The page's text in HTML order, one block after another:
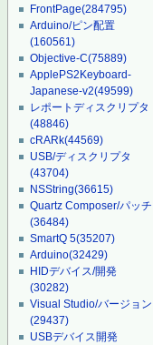
FrontPage(284795)
Arduino/ピン配置
(160561)
Objective-C(75889)
ApplePS2Keyboard-
Japanese-v2(49599)
レポートディスクリプタ
(48846)
cRARk(44569)
USB/ディスクリプタ
(43704)
NSString(36615)
Quartz Composer/パッチ
(36484)
SmartQ 5(35207)
Arduino(32429)
HIDデバイス/開発
(30282)
Visual Studio/バージョン
(29437)
USBデバイス開発